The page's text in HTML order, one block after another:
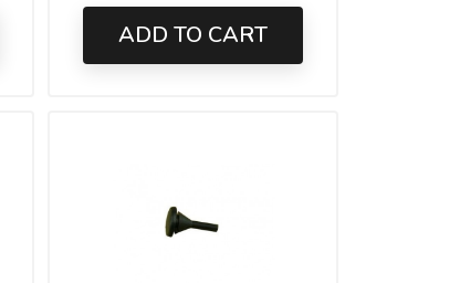
ADD TO CART